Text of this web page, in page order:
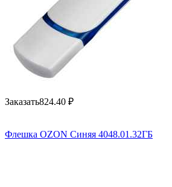
Заказать824.40 ₽
Флешка OZON Синяя 4048.01.32ГБ